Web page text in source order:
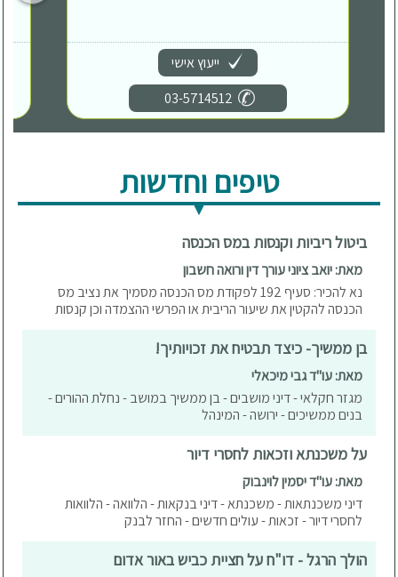
ייעוץ אישי
03-5714512
טיפים וחדשות
ביטול ריביות וקנסות במס הכנסה
מאת: יואב ציוני עורך דין ורואה חשבון
נא להכיר: סעיף 192 לפקודת מס הכנסה מסמיך את נציב מס
הכנסה להקטין את שיעור הריבית או הפרשי ההצמדה וכן קנסות
בן ממשיך- כיצד תבטיח את זכויותיך!
מאת: עו"ד גבי מיכאלי
מגזר חקלאי - דיני מושבים - בן ממשיך במושב - נחלת ההורים -
בנים ממשיכים - ירושה - המינהל
על משכנתא וזכאות לחסרי דיור
מאת: עו"ד יסמין לוינבוק
דיני משכנתאות - משכנתא - דיני בנקאות - הלוואה - הלוואות
לחסרי דיור - זכאות - עולים חדשים - החזר לבנק
הולך הרגל - דו"ח על חציית כביש באור אדום